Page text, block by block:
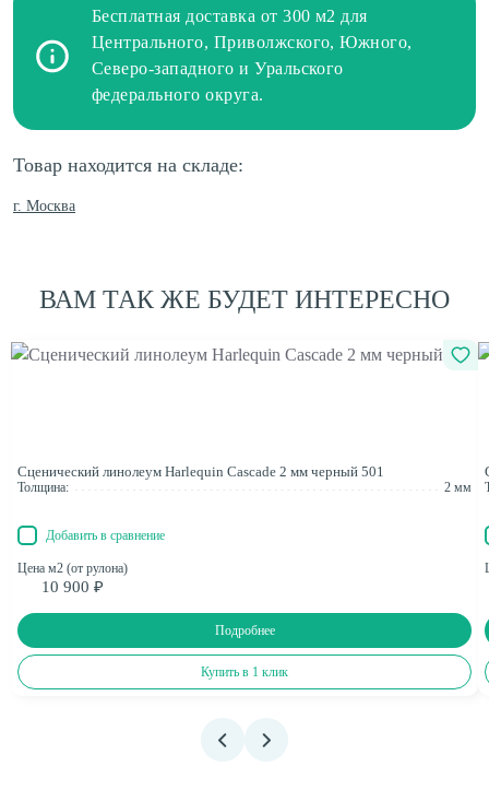
Бесплатная доставка от 300 м2 для
Центрального, Приволжского, Южного,
Северо-западного и Уральского
федерального округа.
Товар находится на складе:
г. Москва
ВАМ ТАК ЖЕ БУДЕТ ИНТЕРЕСНО
Сценический линолеум Harlequin Cascade 2 мм черный 501
Толщина: 2 мм
Добавить в сравнение
Цена м2 (от рулона)
10 900 ₽
Подробнее
Купить в 1 клик